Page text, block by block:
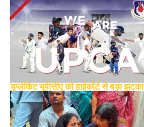
डुप्लीकेट यूपीसीए को हाईकोर्ट से बड़ा झटका